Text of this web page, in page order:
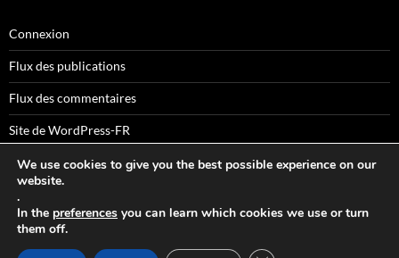
Connexion
Flux des publications
Flux des commentaires
Site de WordPress-FR
Sitemaps
We use cookies to give you the best possible experience on our
website.
.
In the preferences you can learn which cookies we use or turn
them off.